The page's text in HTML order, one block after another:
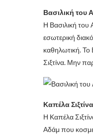
Βασιλική του
Η Βασιλική του
εσωτερική
καθηλωτική. Το
Σιξτίνα. Μην
Καπέλα
Η Καπέλα
Αδάμ που